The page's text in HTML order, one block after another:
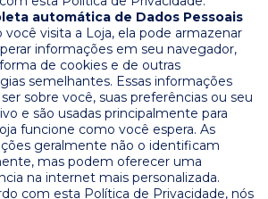
automática de Dados Pessoais
você visita a Loja, ela pode armazenar
informações em seu navegador,
de cookies e de outras
semelhantes. Essas informações
sobre você, suas preferências ou seu
e são usadas principalmente para
funcione como você espera. As
geralmente não o identificam
mas podem oferecer uma
na internet mais personalizada.
com esta Política de Privacidade, nós